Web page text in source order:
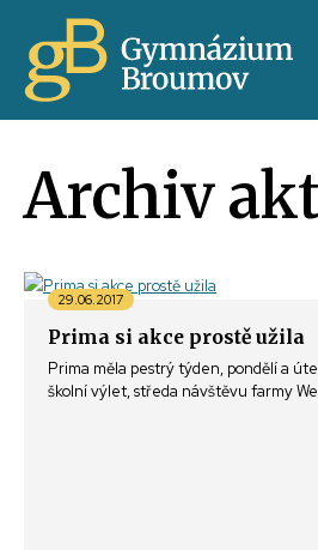
Archiv
Prima si akce prostě užila
29.06.2017
Prima měla pestrý týden, pondělí a
školní výlet, středa návštěvu farmy